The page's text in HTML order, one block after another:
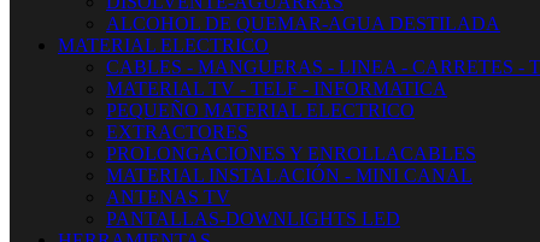
ALCOHOL DE QUEMAR-AGUA DESTILADA
MATERIAL ELECTRICO
CABLES - MANGUERAS - LINEA - CARRETES -
MATERIAL TV - TELF - INFORMATICA
PEQUEÑO MATERIAL ELECTRICO
EXTRACTORES
PROLONGACIONES Y ENROLLACABLES
MATERIAL INSTALACIÓN - MINI CANAL
ANTENAS TV
PANTALLAS-DOWNLIGHTS LED